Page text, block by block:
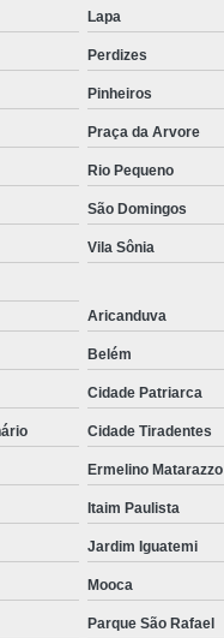
Lapa
Perdizes
Pinheiros
Praça da Arvore
Rio Pequeno
São Domingos
Vila Sônia
Aricanduva
Belém
Cidade Patriarca
Cidade Tiradentes
Ermelino Matarazzo
Itaim Paulista
Jardim Iguatemi
Mooca
Parque São Rafael